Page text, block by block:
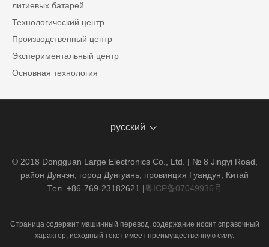
литиевых батарей
Технологический центр
Производственный центр
Экспериментальный центр
Основная технология
русский
© 2018 Dongguan Large Electronics Co., Ltd. | № 8 Jingyi Road,
район Дунчэн, город Дунгуань, провинция Гуандун, Китай
Тел. +86-769-23182621 |粤ICP备07049936号
Страница содержит машинный перевод, содержание носит справочный
характер, исходный текст имеет преимущественную силу.